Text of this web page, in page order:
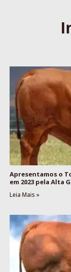
Apresentamos o
em 2023 pela Alta
Leia Mais »